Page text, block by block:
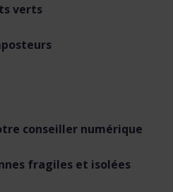
verts
conseiller numérique
fragiles et isolées